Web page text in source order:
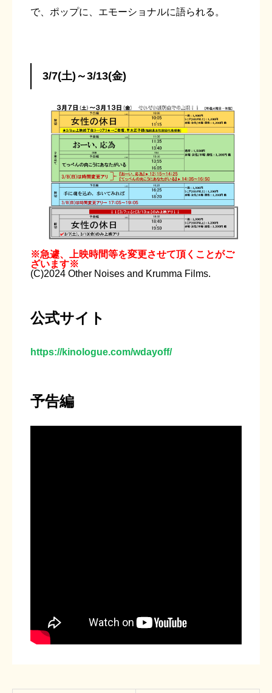
で、ポップに、エモーショナルに語られる。
3/7(土)～3/13(金)
※急遽、上映時間等を変更させて頂くことがご
ざいます※
(C)2024 Other Noises and Krumma Films.
公式サイト
https://kinologue.com/wdayoff/
予告編